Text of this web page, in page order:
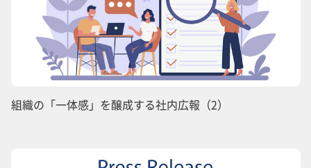
組織の「一体感」を醸成する社内広報（2）